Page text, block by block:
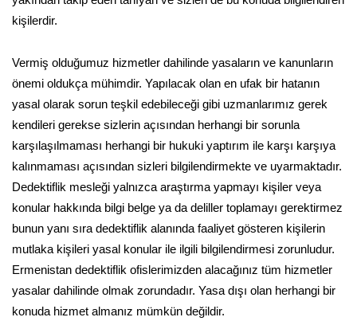
kişilerdir.
Vermiş olduğumuz hizmetler dahilinde yasaların ve kanunların
önemi oldukça mühimdir. Yapılacak olan en ufak bir hatanın
yasal olarak sorun teşkil edebileceği gibi uzmanlarımız gerek
kendileri gerekse sizlerin açısından herhangi bir sorunla
karşılaşılmaması herhangi bir hukuki yaptırım ile karşı karşıya
kalınmaması açısından sizleri bilgilendirmekte ve uyarmaktadır.
Dedektiflik mesleği yalnızca araştırma yapmayı kişiler veya
konular hakkında bilgi belge ya da deliller toplamayı gerektirmez
bunun yanı sıra dedektiflik alanında faaliyet gösteren kişilerin
mutlaka kişileri yasal konular ile ilgili bilgilendirmesi zorunludur.
Ermenistan dedektiflik ofislerimizden alacağınız tüm hizmetler
yasalar dahilinde olmak zorundadır. Yasa dışı olan herhangi bir
konuda hizmet almanız mümkün değildir.